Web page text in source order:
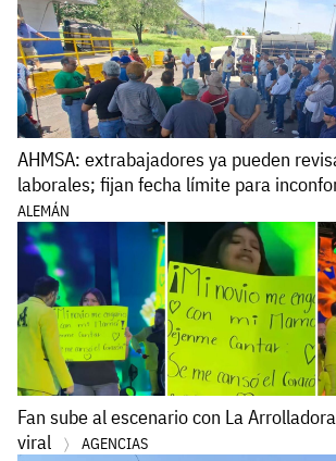
AHMSA: extrabajadores ya pueden
laborales; fijan fecha límite para
ALEMÁN
Fan sube al escenario con La
viral
AGENCIAS